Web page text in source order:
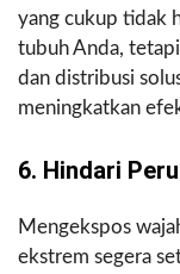
yang cukup tidak
tubuh Anda,
dan distribusi
meningkatkan
6. Hindari
Mengekspos
ekstrem segera